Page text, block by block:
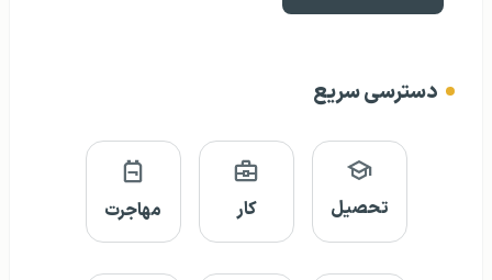
دسترسی سریع
تحصیل کار مهاجرت